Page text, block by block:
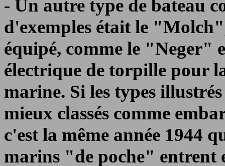
- Un autre type de bateau
d'exemples était le
équipé, comme le
électrique de torpille pour
marine. Si les types
mieux classés comme
c'est la même année 1944
marins "de poche" entrent